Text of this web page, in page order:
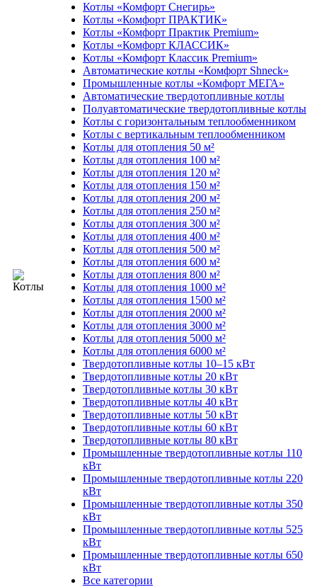
Котлы «Комфорт Снегирь»
Котлы «Комфорт ПРАКТИК»
Котлы «Комфорт Практик Premium»
Котлы «Комфорт КЛАССИК»
Котлы «Комфорт Классик Premium»
Автоматические котлы «Комфорт Shneck»
Промышленные котлы «Комфорт МЕГА»
Автоматические твердотопливные котлы
Полуавтоматические твердотопливные котлы
Котлы с горизонтальным теплообменником
Котлы с вертикальным теплообменником
Котлы для отопления 50 м²
Котлы для отопления 100 м²
Котлы для отопления 120 м²
Котлы для отопления 150 м²
Котлы для отопления 200 м²
Котлы для отопления 250 м²
Котлы для отопления 300 м²
Котлы для отопления 400 м²
Котлы для отопления 500 м²
Котлы для отопления 600 м²
Котлы для отопления 800 м²
Котлы для отопления 1000 м²
Котлы для отопления 1500 м²
Котлы для отопления 2000 м²
Котлы для отопления 3000 м²
Котлы для отопления 5000 м²
Котлы для отопления 6000 м²
Твердотопливные котлы 10–15 кВт
Твердотопливные котлы 20 кВт
Твердотопливные котлы 30 кВт
Твердотопливные котлы 40 кВт
Твердотопливные котлы 50 кВт
Твердотопливные котлы 60 кВт
Твердотопливные котлы 80 кВт
Промышленные твердотопливные котлы 110
кВт
Промышленные твердотопливные котлы 220
кВт
Промышленные твердотопливные котлы 350
кВт
Промышленные твердотопливные котлы 525
кВт
Промышленные твердотопливные котлы 650
кВт
Все категории